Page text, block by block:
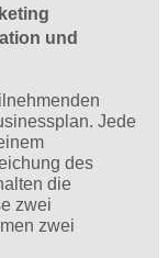
und
Jede
des
die
zwei
zwei